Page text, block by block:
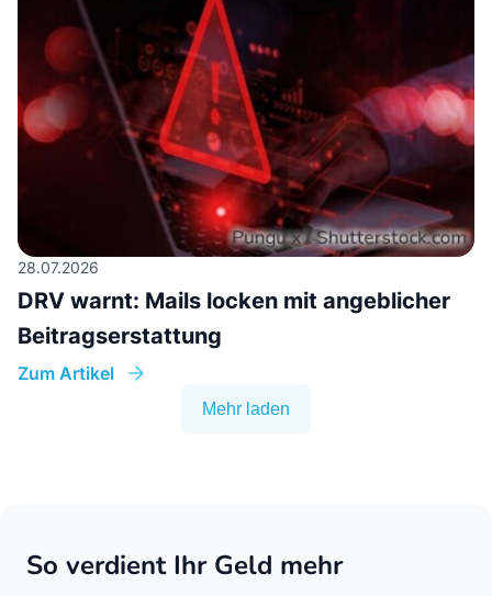
28.07.2026
DRV warnt: Mails locken mit angeblicher
Beitragserstattung
Zum Artikel
Mehr laden
So verdient Ihr Geld mehr